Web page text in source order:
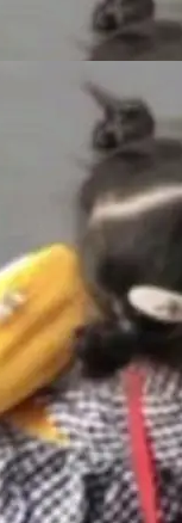
T
一
，
的
术
已
模
AI
据
公
。
...
工
在
、
行
是
，
。
D
他
轮